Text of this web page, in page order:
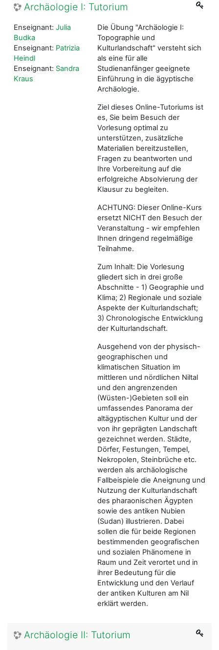
Archäologie I: Tutorium
Die Übung "Archäologie I:
Topographie und
Kulturlandschaft" versteht sich
als eine für alle
Studienanfänger geeignete
Einführung in die ägyptische
Archäologie.
Ziel dieses Online-Tutoriums ist
es, Sie beim Besuch der
Vorlesung optimal zu
unterstützen, zusätzliche
Materialien bereitzustellen,
Fragen zu beantworten und
Ihre Vorbereitung auf die
erfolgreiche Absolvierung der
Klausur zu begleiten.
ACHTUNG: Dieser Online-Kurs
ersetzt NICHT den Besuch der
Veranstaltung - wir empfehlen
Ihnen dringend regelmäßige
Teilnahme.
Zum Inhalt: Die Vorlesung
gliedert sich in drei große
Abschnitte - 1) Geographie und
Klima; 2) Regionale und soziale
Aspekte der Kulturlandschaft;
3) Chronologische Entwicklung
der Kulturlandschaft.
Ausgehend von der physisch-
geographischen und
klimatischen Situation im
mittleren und nördlichen Niltal
und den angrenzenden
(Wüsten-)Gebieten soll ein
umfassendes Panorama der
altägyptischen Kultur und der
von ihr geprägten Landschaft
gezeichnet werden. Städte,
Dörfer, Festungen, Tempel,
Nekropolen, Steinbrüche etc.
werden als archäologische
Fallbeispiele die Aneignung und
Nutzung der Kulturlandschaft
des pharaonischen Ägypten
sowie des antiken Nubien
(Sudan) illustrieren. Dabei
sollen die für beide Regionen
bestimmenden geografischen
und sozialen Phänomene in
Raum und Zeit verortet und in
ihrer Bedeutung für die
Entwicklung und den Verlauf
der antiken Kulturen am Nil
erklärt werden.
Enseignant: Julia
Budka
Enseignant: Patrizia
Heindl
Enseignant: Sandra
Kraus
Archäologie II: Tutorium